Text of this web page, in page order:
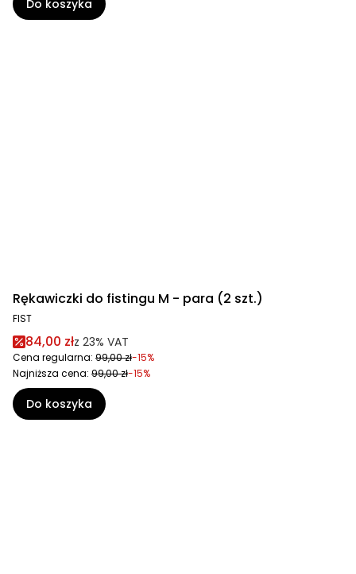
Do koszyka
Rękawiczki do fistingu M - para (2 szt.)
FIST
84,00 złz 23% VAT
Cena regularna: 99,00 zł-15%
Najniższa cena: 99,00 zł-15%
Do koszyka